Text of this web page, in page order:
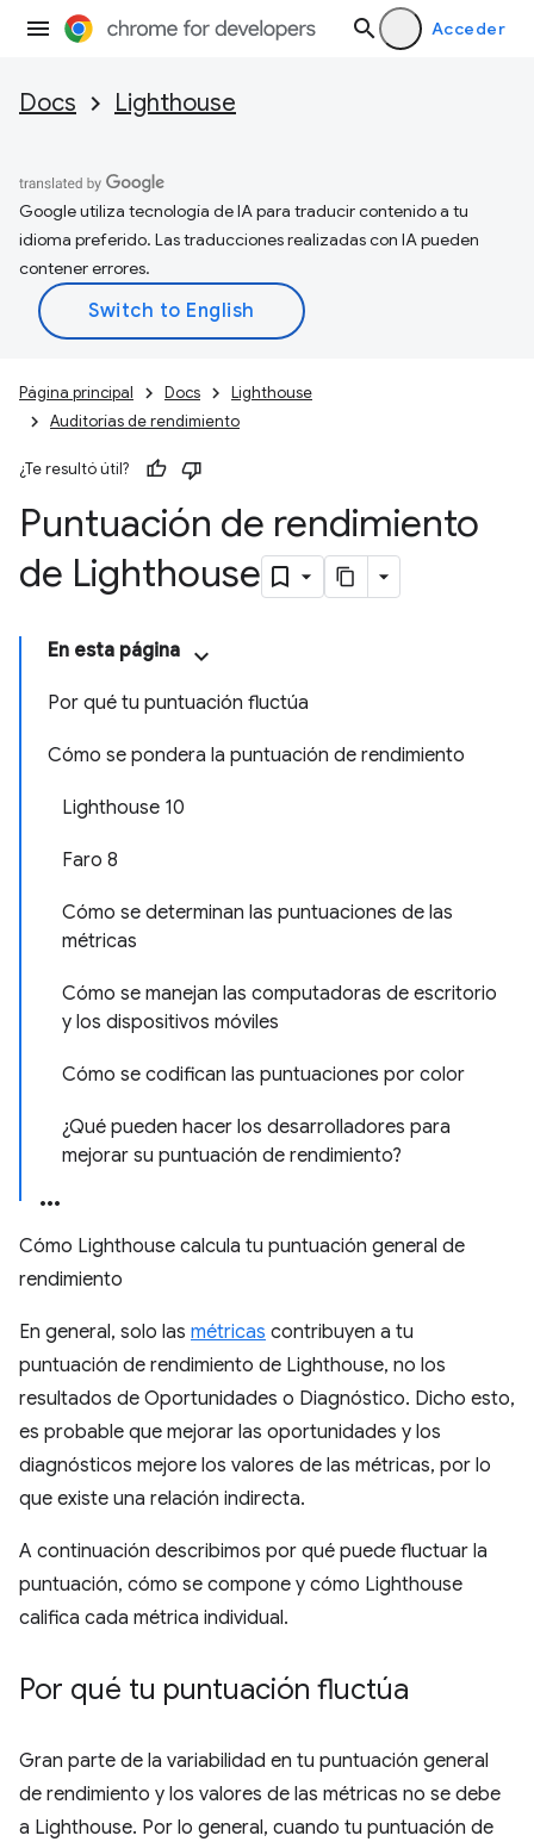
Acceder
Docs Lighthouse
Google utiliza tecnología de IA para traducir contenido a tu
idioma preferido. Las traducciones realizadas con IA pueden
contener errores.
Página principal Docs
Lighthouse
Auditorías de rendimiento
¿Te resultó útil?
Puntuación de rendimiento
de Lighthouse
En esta página
Por qué tu puntuación fluctúa
Cómo se pondera la puntuación de rendimiento
Lighthouse 10
Faro 8
Cómo se determinan las puntuaciones de las
métricas
Cómo se manejan las computadoras de escritorio
y los dispositivos móviles
Cómo se codifican las puntuaciones por color
¿Qué pueden hacer los desarrolladores para
mejorar su puntuación de rendimiento?
Cómo Lighthouse calcula tu puntuación general de
rendimiento
En general, solo las métricas contribuyen a tu
puntuación de rendimiento de Lighthouse, no los
resultados de Oportunidades o Diagnóstico. Dicho esto,
es probable que mejorar las oportunidades y los
diagnósticos mejore los valores de las métricas, por lo
que existe una relación indirecta.
A continuación describimos por qué puede fluctuar la
puntuación, cómo se compone y cómo Lighthouse
califica cada métrica individual.
Por qué tu puntuación fluctúa
Gran parte de la variabilidad en tu puntuación general
de rendimiento y los valores de las métricas no se debe
a Lighthouse. Por lo general, cuando tu puntuación de